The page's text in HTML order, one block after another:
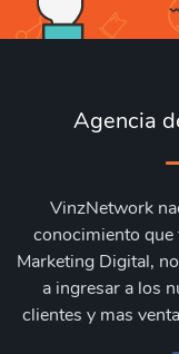
Agencia
VinzNetwork
conocimiento que
Marketing Digital,
a ingresar a los
clientes y mas